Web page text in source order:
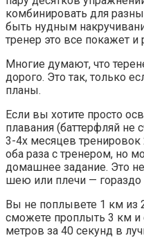
комбинировать для
быть нудным
тренер это все покажет и
Многие думают, что
дорого. Это так, только
планы.
Если вы хотите просто
плавания (баттерфляй не
3-4х месяцев
оба раза с тренером, но
домашнее задание. Это
шею или плечи —
Вы не поплывете 1 км из
сможете проплыть 3 км и
метров за 40 секунд в